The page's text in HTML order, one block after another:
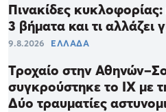
Πινακίδες κυκλοφορίας:
3 βήματα και τι αλλάζει
9.8.2026 ΕΛΛΑΔΑ
Τροχαίο στην
συγκρούστηκε το ΙΧ με
Δύο τραυματίες